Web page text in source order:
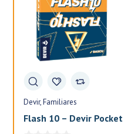
Devir Familiares
Flash 10 – Devir Pocket